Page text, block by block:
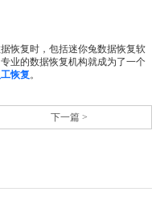
恢复时，包括迷你兔数据恢复软
业的数据恢复机构就成为了一个
恢复。
下一篇 >